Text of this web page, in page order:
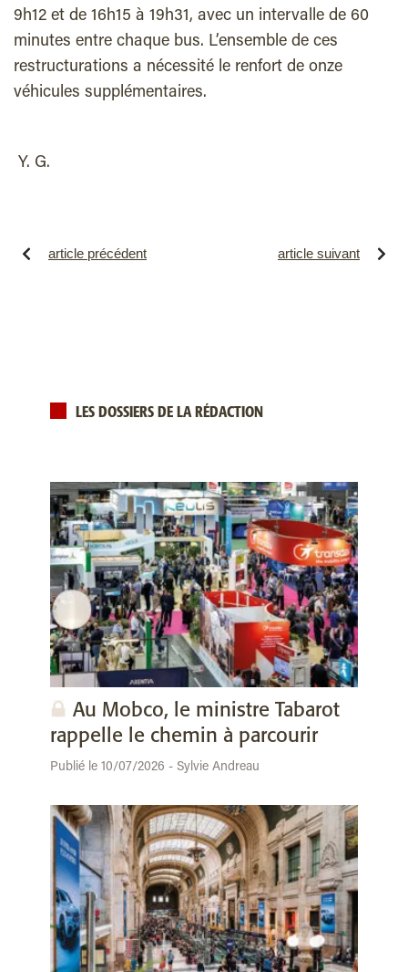
9h12 et de 16h15 à 19h31, avec un intervalle de 60
minutes entre chaque bus. L’ensemble de ces
restructurations a nécessité le renfort de onze
véhicules supplémentaires.
Y. G.
article précédent article suivant
LES DOSSIERS DE LA RÉDACTION
Au Mobco, le ministre Tabarot
rappelle le chemin à parcourir
Publié le 10/07/2026 - Sylvie Andreau